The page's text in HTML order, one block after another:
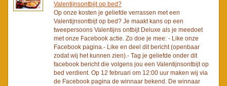
Valentijnsontbijt op bed?
Op onze kosten je geliefde verrassen met een
Valentijnsontbijt op bed? Je maakt kans op een
tweepersoons Valentijns ontbijt Deluxe als je meedoet
met onze Facebook actie. Zo doe je mee: - Like onze
Facebook pagina.- Like en deel dit bericht (openbaar
zodat wij het kunnen zien).- Tag je geliefde onder dit
facebook bericht die volgens jou een Valentijnsontbijt op
bed verdient. Op 12 februari om 12:00 uur maken wij via
de Facebook pagina de winnaar bekend. De winnaar